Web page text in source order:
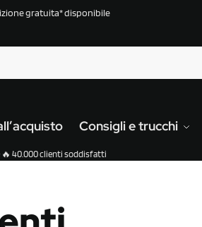
gratuita* disponibile
Consigli e trucchi
🔥 40.000 clienti soddisfatti